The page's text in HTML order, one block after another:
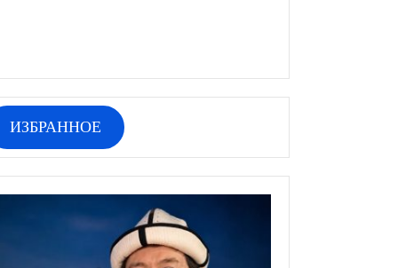
ИЗБРАННОЕ